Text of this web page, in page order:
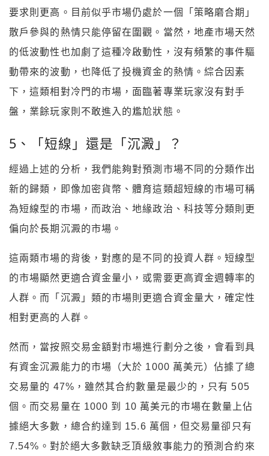
要求則更高。目前似乎市場仍處於一個「策略磨合期」
散戶參與的熱情只能停留在圍觀。當然，地產市場天然
的低波動性也加劇了這種冷啟動性，沒有頻繁的事件驅
動帶來的波動，也降低了投機資金的熱情。綜合因素
下，這類相對冷門的市場，面臨著專業玩家沒有對手
盤，業餘玩家則不敢進入的尷尬狀態。
5、「短線」還是「沉澱」？
經過上述的分析，我們能夠對預測市場不同的分類作出
新的歸類，即像加密貨幣、體育這類超短線的市場可稱
為短線型的市場，而政治、地緣政治、科技等分類則更
偏向於長期沉澱的市場。
這兩類市場的背後，對應的是不同的投資人群。短線型
的市場顯然更適合資金量小，或需要更高資金週轉率的
人群。而「沉澱」類的市場則更適合資金量大，確定性
相對更高的人群。
然而，當按照交易金額對市場進行劃分之後，會看到具
有資金沉澱能力的市場（大於 1000 萬美元）佔據了總
交易量的 47%，雖然其合約數量是最少的，只有 505
個。而交易量在 1000 到 10 萬美元的市場在數量上佔
據絕大多數，總合約達到 15.6 萬個，但交易量卻只有
7.54%。對於絕大多數缺乏頂級敘事能力的預測合約來